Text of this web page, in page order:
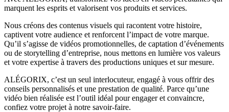
marquent les esprits et valorisent vos produits et services.
Nous créons des contenus visuels qui racontent votre histoire,
captivent votre audience et renforcent l’impact de votre marque.
Qu’il s’agisse de vidéos promotionnelles, de captation d’événements
ou de storytelling d’entreprise, nous mettons en lumière vos valeurs
et votre expertise à travers des productions uniques et sur mesure.
ALÉGORIX, c’est un seul interlocuteur, engagé à vous offrir des
conseils personnalisés et une prestation de qualité. Parce qu’une
vidéo bien réalisée est l’outil idéal pour engager et convaincre,
confiez votre projet à notre savoir-faire.